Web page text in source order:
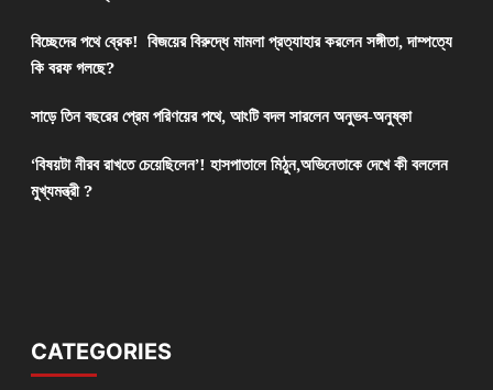
বিচ্ছেদের পথে ব্রেক! বিজয়ের বিরুদ্ধে মামলা প্রত্যাহার করলেন সঙ্গীতা, দাম্পত্যে
কি বরফ গলছে?
সাড়ে তিন বছরের প্রেম পরিণয়ের পথে, আংটি বদল সারলেন অনুভব-অনুষ্কা
‘বিষয়টা নীরব রাখতে চেয়েছিলেন’! হাসপাতালে মিঠুন,অভিনেতাকে দেখে কী বললেন
মুখ্যমন্ত্রী ?
CATEGORIES